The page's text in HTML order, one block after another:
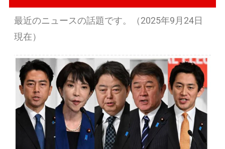
最近のニュースの話題です。（2025年9月24日
現在）